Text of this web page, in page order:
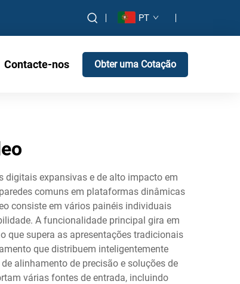
PT
Contacte-nos Obter uma Cotação
digitais expansivas e de alto impacto em
comuns em plataformas dinâmicas
consiste em vários painéis individuais
A funcionalidade principal gira em
que supera as apresentações tradicionais
que distribuem inteligentemente
alinhamento de precisão e soluções de
várias fontes de entrada, incluindo